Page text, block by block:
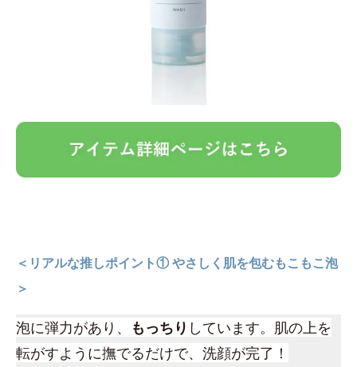
＜リアルな推しポイント① やさしく肌を包むもこもこ泡
＞
泡に弾力があり、 もっちり しています。肌の上を
転がすように撫でるだけで、洗顔が完了！